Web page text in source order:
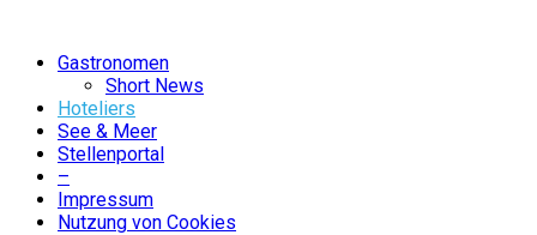
Gastronomen
Short News
Hoteliers
See & Meer
Stellenportal
–
Impressum
Nutzung von Cookies